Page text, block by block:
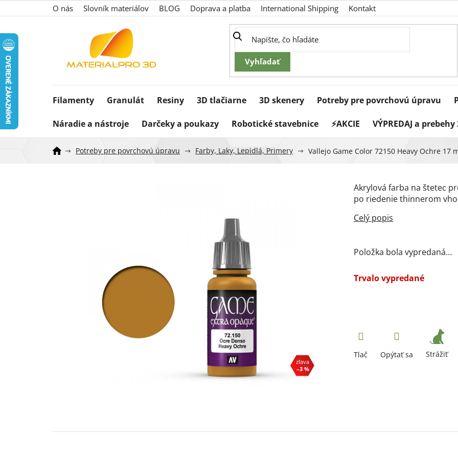
na
O nás Slovník materiálov BLOG Doprava a platba International Shipping Kontakt
Filamenty Granulát Resiny 3D tlačiarne 3D skenery Potreby pre povrchovú úpravu
Náradie a nástroje Darčeky a poukazy Robotické stavebnice ⚡AKCIE VÝPREDAJ a
Potreby pre povrchovú úpravu Farby, Laky, Lepidlá, Primery Vallejo Game Color 72150 Heavy Ochre 17
–3 %
Trvalo vypredané
Položka bola vypredaná…
Akrylová farba na štetec
po riedenie thinnerom
Tlač Opýtať sa Strážiť